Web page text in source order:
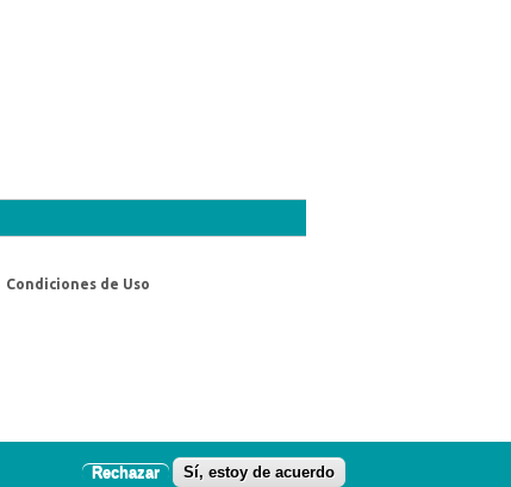
Condiciones de Uso
Rechazar Sí, estoy de acuerdo